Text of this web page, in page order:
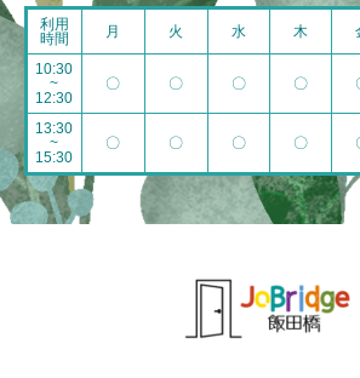
利用
時間
月 火 水 木
10:30
~
12:30
〇 〇 〇 〇
13:30
~
15:30
〇 〇 〇 〇